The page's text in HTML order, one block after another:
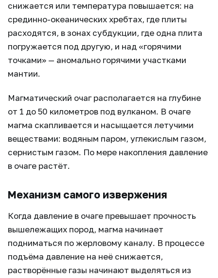
снижается или температура повышается: на
срединно-океанических хребтах, где плиты
расходятся, в зонах субдукции, где одна плита
погружается под другую, и над «горячими
точками» — аномально горячими участками
мантии.
Магматический очаг располагается на глубине
от 1 до 50 километров под вулканом. В очаге
магма скапливается и насыщается летучими
веществами: водяным паром, углекислым газом,
сернистым газом. По мере накопления давление
в очаге растёт.
Механизм самого извержения
Когда давление в очаге превышает прочность
вышележащих пород, магма начинает
подниматься по жерловому каналу. В процессе
подъёма давление на неё снижается,
растворённые газы начинают выделяться из